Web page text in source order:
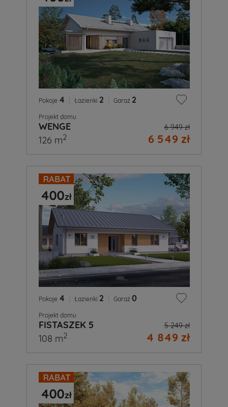
Pokoje 4 Łazienki 2 Garaż 2
Projekt domu
WENGE 6 949 zł
6 549 zł
126 m2
Pokoje 4 Łazienki 2 Garaż 0
Projekt domu
FISTASZEK 5 5 249 zł
4 849 zł
108 m2